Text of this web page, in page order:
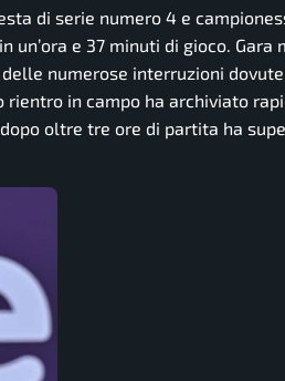
di serie numero 4 e
in un’ora e 37 minuti di gioco. Gara
numerose interruzioni
rientro in campo ha archiviato
oltre tre ore di partita ha